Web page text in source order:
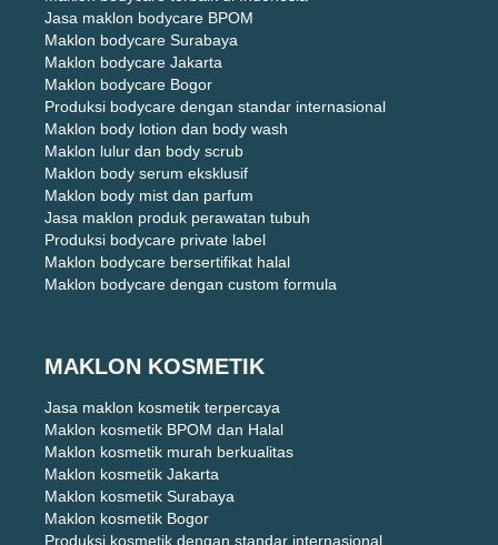
Jasa maklon bodycare BPOM
Maklon bodycare Surabaya
Maklon bodycare Jakarta
Maklon bodycare Bogor
Produksi bodycare dengan standar internasional
Maklon body lotion dan body wash
Maklon lulur dan body scrub
Maklon body serum eksklusif
Maklon body mist dan parfum
Jasa maklon produk perawatan tubuh
Produksi bodycare private label
Maklon bodycare bersertifikat halal
Maklon bodycare dengan custom formula
MAKLON KOSMETIK
Jasa maklon kosmetik terpercaya
Maklon kosmetik BPOM dan Halal
Maklon kosmetik murah berkualitas
Maklon kosmetik Jakarta
Maklon kosmetik Surabaya
Maklon kosmetik Bogor
Produksi kosmetik dengan standar internasional